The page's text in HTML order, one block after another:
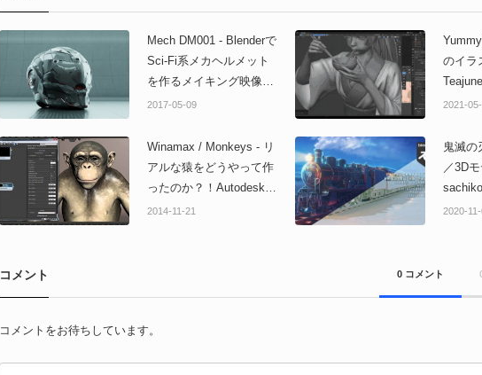
Mech DM001 - Blenderで
Sci-Fi系メカヘルメット
を作るメイキング映像！
ハードサーフェス系アド
2017-05-09
のイラ
トを
像！
2021-
Winamax / Monkeys - リ
アルな猿をどうやって作
ったのか？！Autodesk
3ds Maxを使ったCM制
2014-11-21
鬼滅の
／3D
2020-
コメント 0 コメント
コメントをお待ちしています。